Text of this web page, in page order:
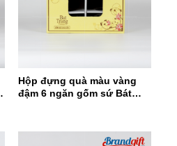
Hộp đựng quà màu vàng
đậm 6 ngăn gốm sứ Bát